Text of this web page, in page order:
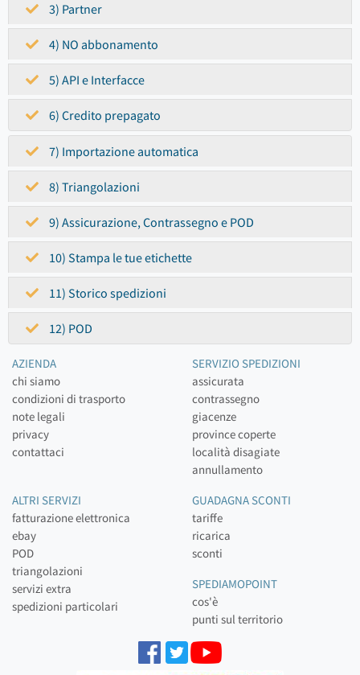
3) Partner
4) NO abbonamento
5) API e Interfacce
6) Credito prepagato
7) Importazione automatica
8) Triangolazioni
9) Assicurazione, Contrassegno e POD
10) Stampa le tue etichette
11) Storico spedizioni
12) POD
AZIENDA
chi siamo
condizioni di trasporto
note legali
privacy
contattaci
SERVIZIO SPEDIZIONI
assicurata
contrassegno
giacenze
province coperte
località disagiate
annullamento
ALTRI SERVIZI
fatturazione elettronica
ebay
POD
triangolazioni
servizi extra
spedizioni particolari
GUADAGNA SCONTI
tariffe
ricarica
sconti
SPEDIAMOPOINT
cos'è
punti sul territorio